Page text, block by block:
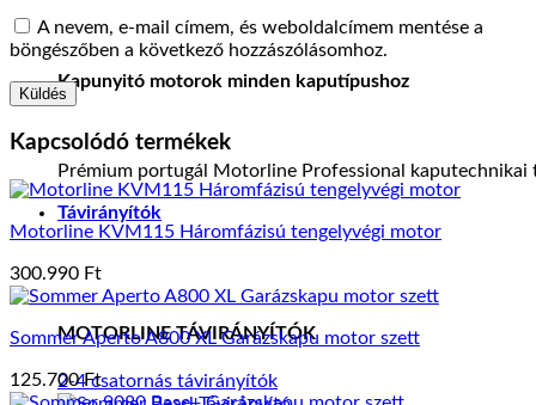
Kapunyitó motorok minden kaputípushoz
Prémium portugál Motorline Professional
Távirányítók
MOTORLINE TÁVIRÁNYÍTÓK
2-4 csatornás távirányítók
A nevem, e-mail címem, és weboldalcímem mentése a
böngészőben a következő hozzászólásomhoz.
Kapcsolódó termékek
Motorline KVM115 Háromfázisú tengelyvégi motor
300.990 Ft
Sommer Aperto A800 XL Garázskapu motor szett
125.700Ft